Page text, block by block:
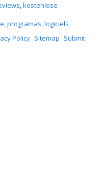
,kostenlose
,programas,logiciels
Policy Sitemap Submit